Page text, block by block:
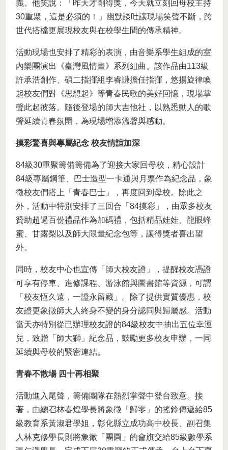
義。他笑說：「昨天才剛得獎，今天就立刻回母校主持
30重聚，這是必須的！」幽默談吐讓現場笑聲不斷，跨
世代搭檔更展現校友與在校學生間的傳承精神。
活動現場也安排了精彩的表演，由音樂系學生組成的室
內樂團演出《臺灣風情畫》系列組曲。該作品由113級
許承浩創作、碩二指揮組李睿謙擔任指揮，悠揚旋律喚
起校友們對《思想起》等青春民歌的美好回憶，現場掌
聲此起彼落。隨後登場的師大吉他社，以熟悉動人的歌
聲延續青春氛圍，為現場增添溫馨與感動。
摸彩驚喜與專屬紀念 校友情誼加深
84級30重聚籌備籌備為了迎接大家回母校，精心設計
84級專屬鋼筆、巴士造型一卡通與月票作為紀念品，象
徵校友們搭上「青春巴士」，再度回到母校。除此之
外，活動中特別安排了三回合「84摸彩」，由眾多校友
贊助超過百份禮品作為加碼禮，包括精品娃娃、龍眼蜂
蜜、甘露梨以及師大限量紀念包等，讓得獎者喜出望
外。
同時，校友中心也宣傳「師大校友證」，提醒校友憑證
可享有停車、進修課程、游泳館與圖書館等資源，可謂
「校友恆久遠，一證永留藏」。除了提供實質優惠，校
友證更象徵師大人終身不變的身分認同與歸屬感。活動
當天亦特別從已辦理校友證的84級校友中抽出五位幸運
兒，致贈「師大獅」紀念品，鼓勵更多校友申辦，一同
延續與母校的緊密連結。
青春不散場 四十再相聚
活動進入尾聲，籌備團隊在熱烈掌聲中登台致意。接
著，由總召林春煌學長將象徵「歸零」的搖鈴傳遞給85
級教育系黃淑君學姐，彰化縣立成功高中校長、副召集
人林克修學長則將象徵「團圓」的會旗交給85級數學系